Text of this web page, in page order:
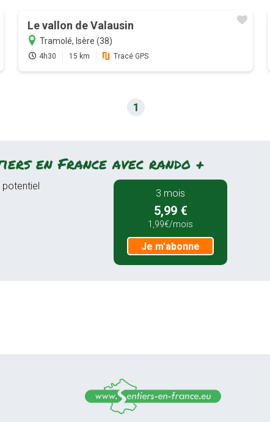
Le vallon de Valausin
Tramolé, Isère (38)
4h30 15 km Tracé GPS
1
en France avec rando +
3 mois
5,99 €
1,99€/mois
Je m'abonne